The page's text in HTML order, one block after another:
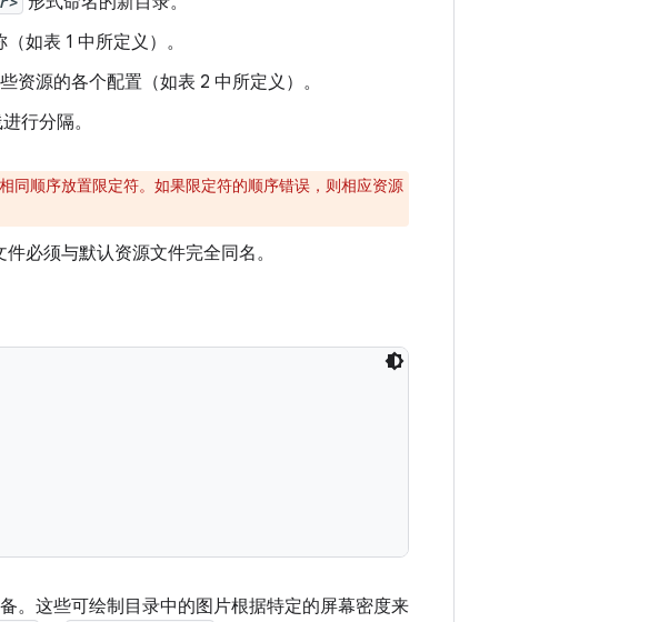
如表 1 中所定义）。
资源的各个配置（如表 2 中所定义）。
行分隔。
同顺序放置限定符。如果限定符的顺序错误，则相应资源
必须与默认资源文件完全同名。
。这些可绘制目录中的图片根据特定的屏幕密度来